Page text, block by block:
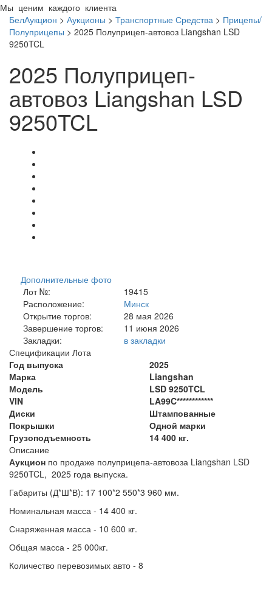
Мы ценим каждого клиента
БелАукцион > Аукционы > Транспортные Средства > Прицепы/
Полуприцепы > 2025 Полуприцеп-автовоз Liangshan LSD
9250TCL
2025 Полуприцеп-
автовоз Liangshan LSD
9250TCL
Дополнительные фото
Лот №:
19415
Расположение:
Минск
Открытие торгов:
28 мая 2026
Завершение торгов:
11 июня 2026
Закладки:
в закладки
Спецификации Лота
Год выпуска
2025
Марка
Liangshan
Модель
LSD 9250TCL
VIN
LA99C************
Диски
Штампованные
Покрышки
Одной марки
Грузоподъемность
14 400 кг.
Описание
Аукцион по продаже полуприцепа-автовоза Liangshan LSD
9250TCL, 2025 года выпуска.
Габариты (Д*Ш*В): 17 100*2 550*3 960 мм.
Номинальная масса - 14 400 кг.
Снаряженная масса - 10 600 кг.
Общая масса - 25 000кг.
Количество перевозимых авто - 8